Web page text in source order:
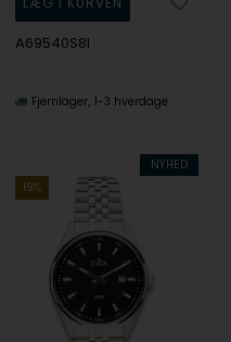
A69540S8I
Fjernlager 1-3 hverdage
NYHED
19%